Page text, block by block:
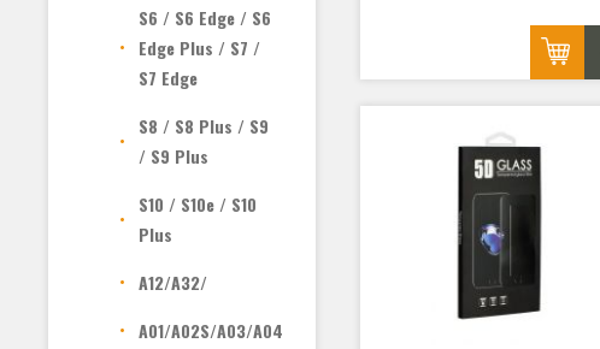
S6 / S6 Edge / S6
Edge Plus / S7 /
S7 Edge
S8 / S8 Plus / S9
/ S9 Plus
S10 / S10e / S10
Plus
A12/A32/
A01/A02S/A03/A04